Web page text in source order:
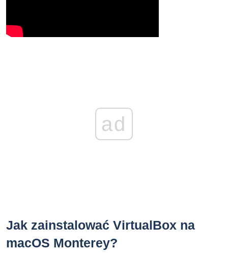
ad
Jak zainstalować VirtualBox na
macOS Monterey?